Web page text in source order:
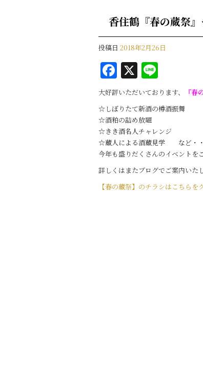
香住鶴『春の蔵祭
投稿日 2018年2月26日
F
a
c
e
b
o
o
k
X
n
e
大好評いただいております、 『春
☆しぼりたて新酒の樽酒振舞
☆酒粕の詰め放題
☆きき酒名人チャレンジ
☆蔵人による酒蔵見学 など・
今年も盛りだくさんのイベントを
詳しくはまたブログでご案内い
【春の蔵祭】のチラシはこちらを